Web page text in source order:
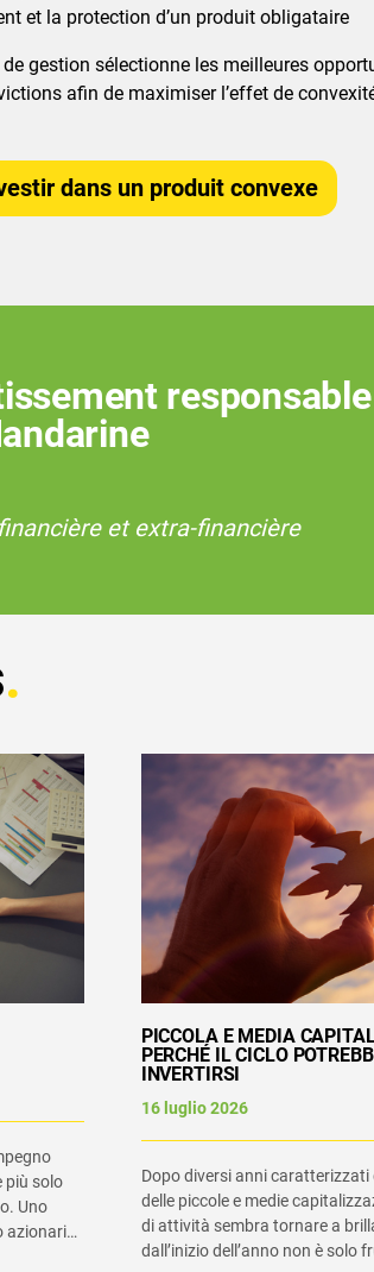
et la protection d’un produit obligataire
de gestion sélectionne les meilleures
afin de maximiser l’effet de
dans un produit convexe
responsable
et extra-financière
più solo
PICCOLA E MEDIA
PERCHÉ IL CICLO
INVERTIRSI
16 luglio 2026
Dopo diversi anni
delle piccole e medie
di attività sembra tornare a
dall’inizio dell’anno non è solo